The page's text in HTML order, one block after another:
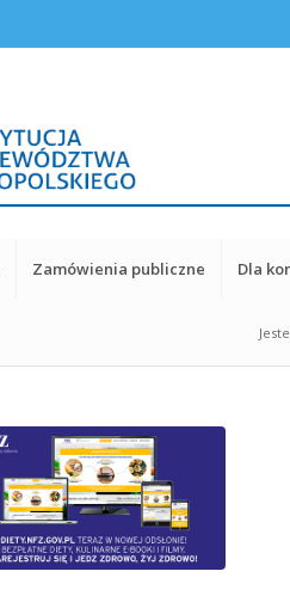
Zamówienia publiczne Dla